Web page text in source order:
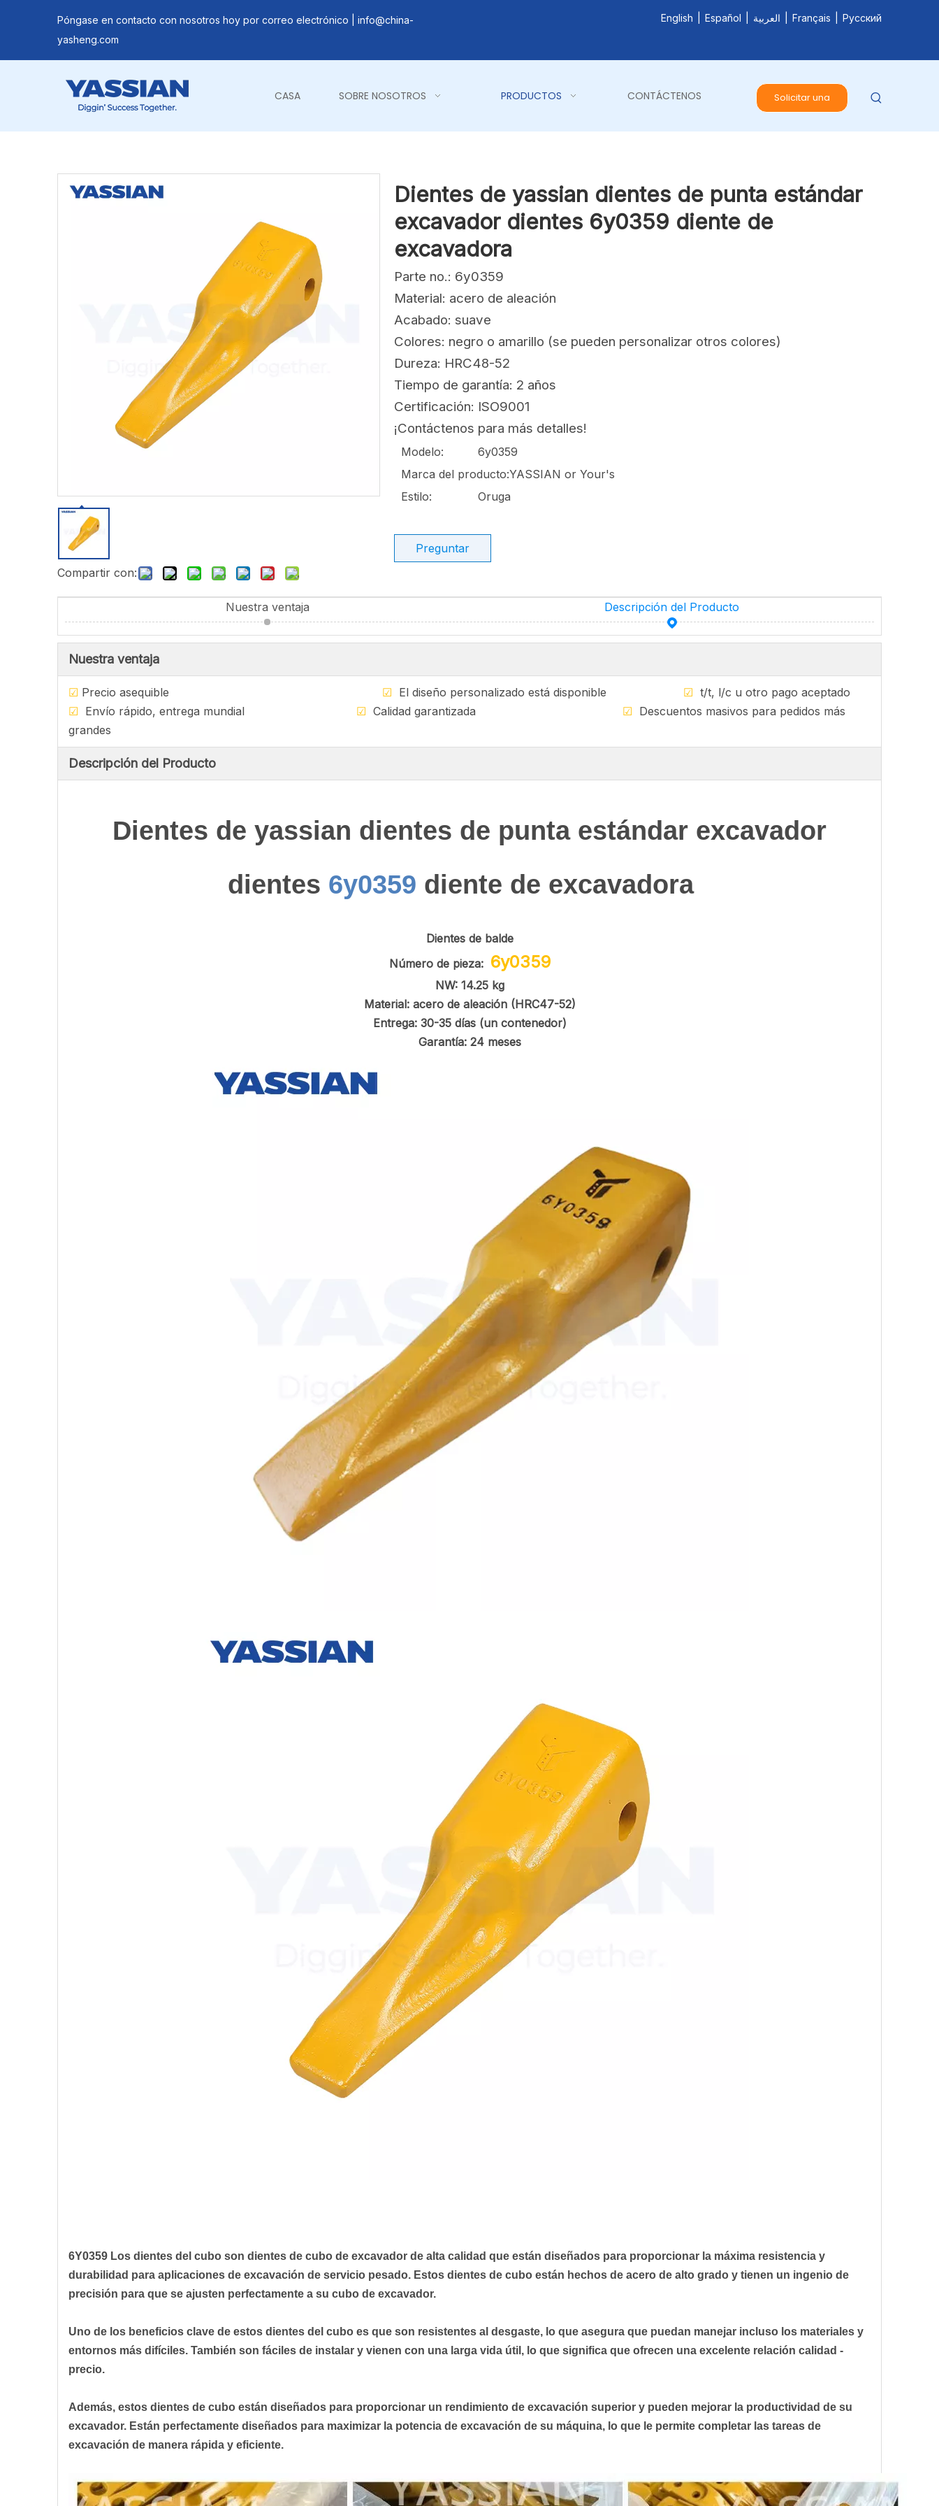
Póngase en contacto con nosotros hoy por correo electrónico | info@china-
yasheng.com
English Español العربية Français Pусский
CASA SOBRE NOSOTROS PRODUCTOS CONTÁCTENOS Solicitar una
Compartir con:
Dientes de yassian dientes de punta estándar
excavador dientes 6y0359 diente de
excavadora
Parte no.: 6y0359
Material: acero de aleación
Acabado: suave
Colores: negro o amarillo (se pueden personalizar otros colores)
Dureza: HRC48-52
Tiempo de garantía: 2 años
Certificación: ISO9001
¡Contáctenos para más detalles!
Modelo:
6y0359
Marca del producto:YASSIAN or Your's
Estilo:
Oruga
Preguntar
Nuestra ventaja Descripción del Producto
Nuestra ventaja
☑ Precio asequible ☑ El diseño personalizado está disponible ☑ t/t, l/c u otro pago aceptado
☑ Envío rápido, entrega mundial ☑ Calidad garantizada ☑ Descuentos masivos para pedidos más
grandes
Descripción del Producto
Dientes de yassian dientes de punta estándar excavador
dientes 6y0359 diente de excavadora
Dientes de balde
Número de pieza: 6y0359
NW: 14.25 kg
Material: acero de aleación (HRC47-52)
Entrega: 30-35 días (un contenedor)
Garantía: 24 meses
6Y0359 Los dientes del cubo son dientes de cubo de excavador de alta calidad que están diseñados para proporcionar la máxima resistencia y
durabilidad para aplicaciones de excavación de servicio pesado. Estos dientes de cubo están hechos de acero de alto grado y tienen un ingenio de
precisión para que se ajusten perfectamente a su cubo de excavador.
Uno de los beneficios clave de estos dientes del cubo es que son resistentes al desgaste, lo que asegura que puedan manejar incluso los materiales y
entornos más difíciles. También son fáciles de instalar y vienen con una larga vida útil, lo que significa que ofrecen una excelente relación calidad -
precio.
Además, estos dientes de cubo están diseñados para proporcionar un rendimiento de excavación superior y pueden mejorar la productividad de su
excavador. Están perfectamente diseñados para maximizar la potencia de excavación de su máquina, lo que le permite completar las tareas de
excavación de manera rápida y eficiente.